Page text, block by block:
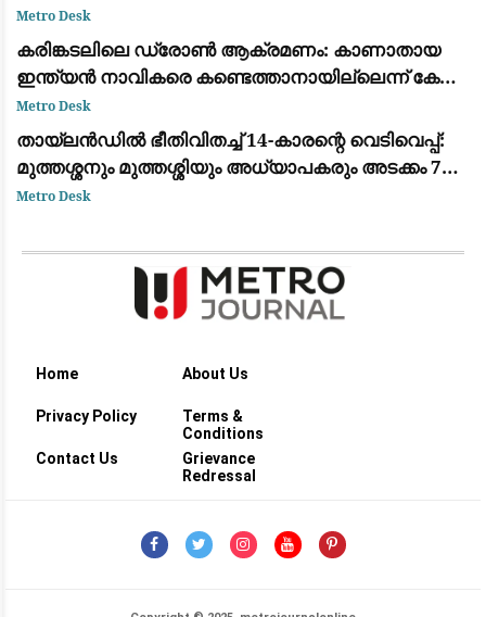
പാലിയേക്കര ടോൾ പ്ലാസ കടക്കുന്ന ദൃശ്യം
പുറത്ത്: സഹോദരനും ഭാര്യയും കസ്റ്റഡിയിൽ
Metro Desk
കരിങ്കടലിലെ ഡ്രോൺ ആക്രമണം: കാണാതായ
ഇന്ത്യൻ നാവികരെ കണ്ടെത്താനായില്ലെന്ന് കേന്ദ്ര
സർക്കാർ
Metro Desk
തായ്‌ലൻഡിൽ ഭീതിവിതച്ച് 14-കാരന്റെ വെടിവെപ്പ്:
മുത്തശ്ശനും മുത്തശ്ശിയും അധ്യാപകരും അടക്കം 7
പേർ കൊല്ലപ്പെട്ടു
Metro Desk
Home About Us
Privacy Policy
Terms &
Conditions
Contact Us
Grievance
Redressal